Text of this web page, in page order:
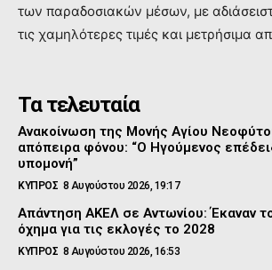
των παραδοσιακών μέσων, με
τις χαμηλότερες τιμές και μετρήσιμα
Τα τελευταία
Ανακοίνωση της Μονής Αγίου
απόπειρα φόνου: “Ο Ηγούμενος
υπομονή”
ΚΥΠΡΟΣ 8 Αυγούστου 2026, 19:17
Απάντηση ΑΚΕΛ σε Αντωνίου: Έκαναν
όχημα για τις εκλογές το 2028
ΚΥΠΡΟΣ 8 Αυγούστου 2026, 16:53